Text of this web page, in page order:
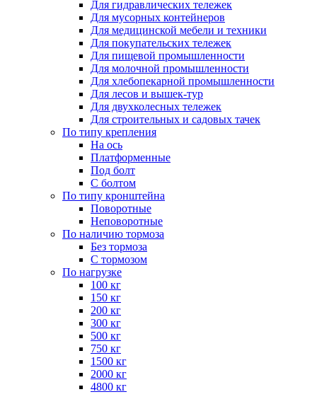
Для гидравлических тележек
Для мусорных контейнеров
Для медицинской мебели и техники
Для покупательских тележек
Для пищевой промышленности
Для молочной промышленности
Для хлебопекарной промышленности
Для лесов и вышек-тур
Для двухколесных тележек
Для строительных и садовых тачек
По типу крепления
На ось
Платформенные
Под болт
С болтом
По типу кронштейна
Поворотные
Неповоротные
По наличию тормоза
Без тормоза
С тормозом
По нагрузке
100 кг
150 кг
200 кг
300 кг
500 кг
750 кг
1500 кг
2000 кг
4800 кг